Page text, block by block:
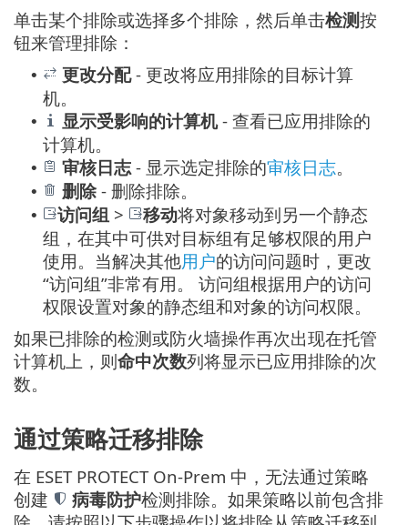
单击某个排除或选择多个排除，然后单击检测按
钮来管理排除：
• 更改分配- 更改将应用排除的目标计算
机。
• 显示受影响的计算机- 查看已应用排除的
计算机。
• 审核日志 - 显示选定排除的审核日志。
• 删除 - 删除排除。
• 访问组 > 移动将对象移动到另一个静态
组，在其中可供对目标组有足够权限的用户
使用。当解决其他用户的访问问题时，更改
“访问组”非常有用。 访问组根据用户的访问
权限设置对象的静态组和对象的访问权限。
如果已排除的检测或防火墙操作再次出现在托管
计算机上，则命中次数列将显示已应用排除的次
数。
通过策略迁移排除
在 ESET PROTECT On-Prem 中，无法通过策略
创建
病毒防护检测排除。如果策略以前包含排